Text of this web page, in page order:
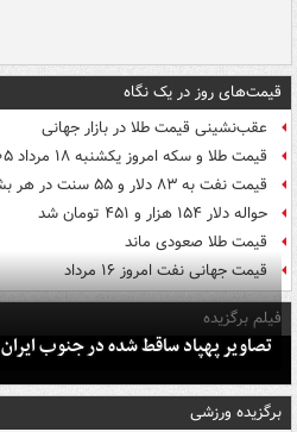
قیمت‌های روز در یک نگاه
عقب‌نشینی قیمت طلا در بازار جهانی
قیمت طلا و سکه امروز یکشنبه ۱۸ مرداد ۱۴۰۵
قیمت نفت به ۸۳ دلار و ۵۵ سنت در هر بشکه رسید
حواله دلار ۱۵۴ هزار و ۴۵۱ تومان شد
قیمت طلا صعودی ماند
قیمت جهانی نفت امروز ۱۶ مرداد
فیلم برگزیده
تصاویر پهپاد ساقط شده در جنوب ایران
برگزیده ورزشی